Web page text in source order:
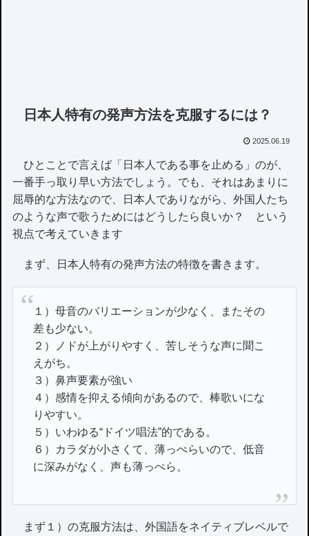
日本人特有の発声方法を克服するには？
2025.06.19
ひとことで言えば「日本人である事を止める」のが、
一番手っ取り早い方法でしょう。でも、それはあまりに
屈辱的な方法なので、日本人でありながら、外国人たち
のような声で歌うためにはどうしたら良いか？ という
視点で考えていきます
まず、日本人特有の発声方法の特徴を書きます。
１）母音のバリエーションが少なく、またその
差も少ない。
２）ノドが上がりやすく、苦しそうな声に聞こ
えがち。
３）鼻声要素が強い
４）感情を抑える傾向があるので、棒歌いにな
りやすい。
５）いわゆる“ドイツ唱法”的である。
６）カラダが小さくて、薄っぺらいので、低音
に深みがなく、声も薄っぺら。
まず１）の克服方法は、外国語をネイティブレベルで